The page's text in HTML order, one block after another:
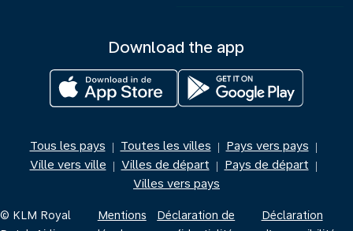
Download the app
Tous les pays | Toutes les villes | Pays vers pays |
Ville vers ville | Villes de départ | Pays de départ |
Villes vers pays
© KLM Royal
Mentions
Déclaration de
Déclaration